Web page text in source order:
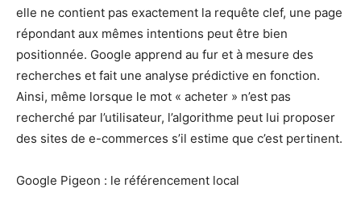
elle ne contient pas exactement la requête clef, une page
répondant aux mêmes intentions peut être bien
positionnée. Google apprend au fur et à mesure des
recherches et fait une analyse prédictive en fonction.
Ainsi, même lorsque le mot « acheter » n’est pas
recherché par l’utilisateur, l’algorithme peut lui proposer
des sites de e-commerces s’il estime que c’est pertinent.
Google Pigeon : le référencement local